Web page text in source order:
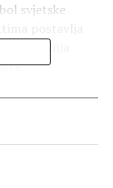
svjetske
suradnja